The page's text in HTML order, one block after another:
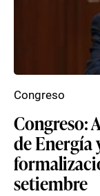
Congreso:
de Energía
setiembre
Congreso